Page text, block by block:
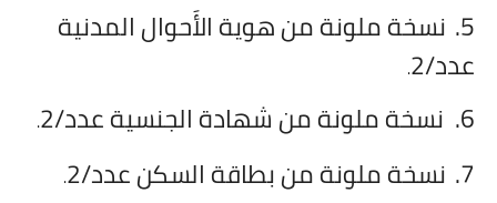
5. نسخة ملونة من هوية الأَحوال المدنية
عدد/2 .
6. نسخة ملونة من شهادة الجنسية عدد/2 .
7. نسخة ملونة من بطاقة السكن عدد/2 .